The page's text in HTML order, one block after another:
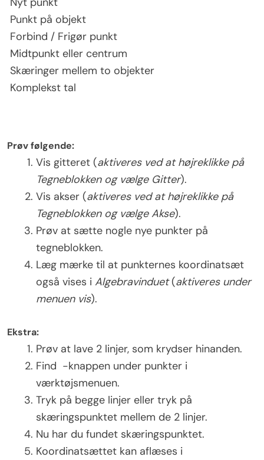
Punkt på objekt
Forbind / Frigør punkt
Midtpunkt eller centrum
Skæringer mellem to objekter
Komplekst tal
Prøv følgende:
Vis gitteret (aktiveres ved at højreklikke på
Tegneblokken og vælge Gitter).
Vis akser (aktiveres ved at højreklikke på
Tegneblokken og vælge Akse).
Prøv at sætte nogle nye punkter på
tegneblokken.
Læg mærke til at punkternes koordinatsæt
også vises i Algebravinduet(aktiveres under
menuen vis).
Ekstra:
Prøv at lave 2 linjer, som krydser hinanden.
Find -knappen under punkter i
værktøjsmenuen.
Tryk på begge linjer eller tryk på
skæringspunktet mellem de 2 linjer.
Nu har du fundet skæringspunktet.
Koordinatsættet kan aflæses i